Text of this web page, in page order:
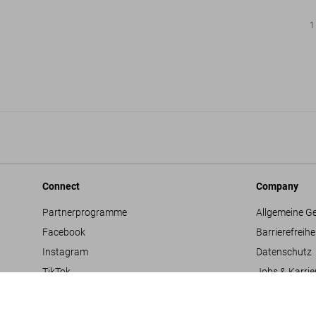
1
Connect
Partnerprogramme
Facebook
Instagram
TikTok
Company
Allgemeine
Datenschutz
Jobs &